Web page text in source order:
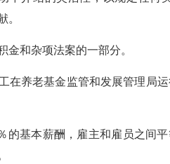
。
金和杂项法案的一部分。
在养老基金监管和发展管理局
的基本薪酬，雇主和雇员之间